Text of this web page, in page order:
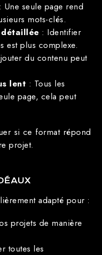
: Une seule page rend
mots-clés.
: Identifier
est plus complexe.
du contenu peut
lent : Tous les
page, cela peut
si ce format répond
projet.
adapté pour :
projets de manière
toutes les